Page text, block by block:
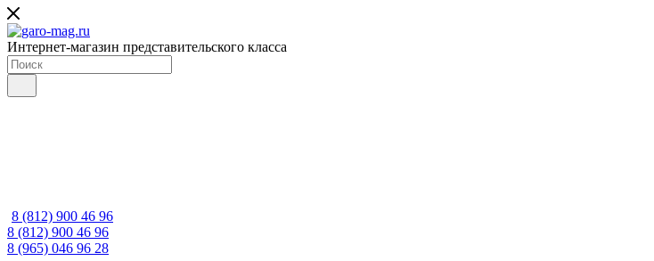
Интернет-магазин представительского класса
8 (812) 900 46 96
8 (812) 900 46 96
8 (965) 046 96 28